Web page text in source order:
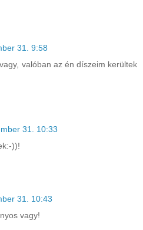
31. 9:58
valóban az én díszeim kerültek
31. 10:33
))!
31. 10:43
vagy!